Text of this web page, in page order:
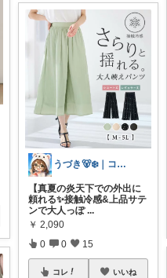
うづき🐻‍❄️｜コレ好き！を届けたい✨
【真夏の炎天下での外出に
頼れる✨接触冷感&上品サテ
ンで大人っぽ ...
￥ 2,090
0 0 15
コレ いいね